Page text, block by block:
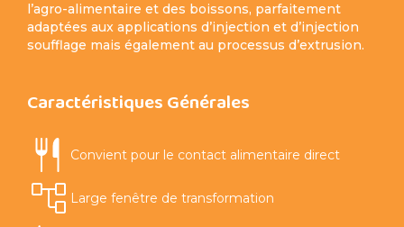
l’agro-alimentaire et des boissons, parfaitement
adaptées aux applications d’injection et d’injection
soufflage mais également au processus d’extrusion.
Caractéristiques Générales
Convient pour le contact alimentaire direct
Large fenêtre de transformation